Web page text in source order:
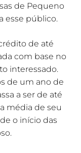
de Pequeno
esse público.
de até
com base no
interessado.
de um ano de
a ser de até
média de seu
o início das